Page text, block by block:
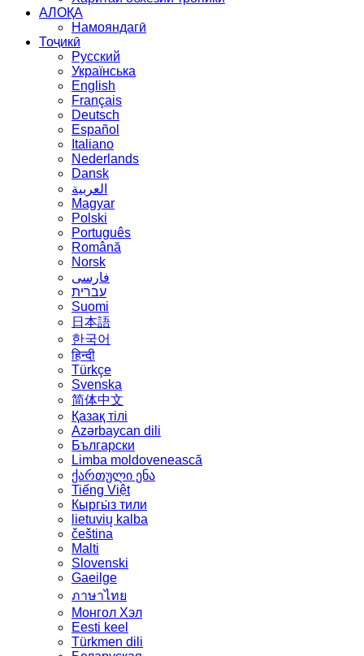
АЛОҚА
Намояндагӣ
Тоҷикӣ
Русский
Українська
English
Français
Deutsch
Español
Italiano
Nederlands
Dansk
العربية
Magyar
Polski
Português
Română
Norsk
فارسی
עברית
Suomi
日本語
한국어
हिन्दी
Türkçe
Svenska
简体中文
Қазақ тілі
Azərbaycan dili
Български
Limba moldovenească
ქართული ენა
Tiếng Việt
Кыргы́з тили
lietuvių kalba
čeština
Malti
Slovenski
Gaeilge
ภาษาไทย
Монгол Хэл
Eesti keel
Türkmen dili